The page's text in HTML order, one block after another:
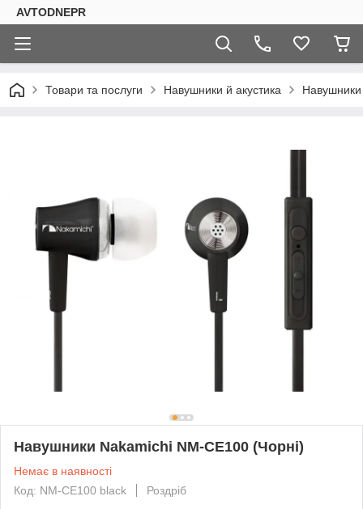
AVTODNEPR
Товари та послуги Навушники й акустика
Навушники Nakamichi NM-CE100 (Чорні)
Немає в наявності
Код: NM-CE100 black
Роздріб